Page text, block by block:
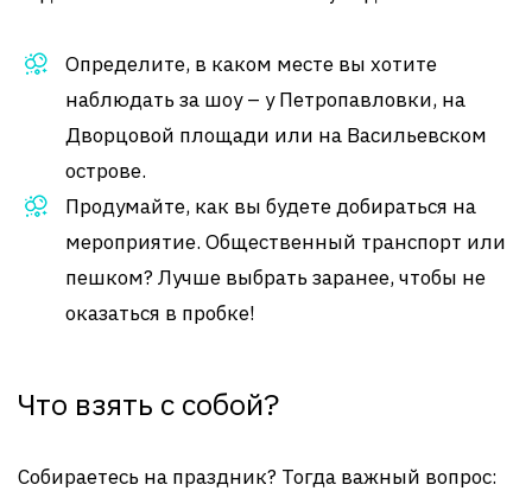
Определите, в каком месте вы хотите
наблюдать за шоу – у Петропавловки, на
Дворцовой площади или на Васильевском
острове.
Продумайте, как вы будете добираться на
мероприятие. Общественный транспорт или
пешком? Лучше выбрать заранее, чтобы не
оказаться в пробке!
Что взять с собой?
Собираетесь на праздник? Тогда важный вопрос: